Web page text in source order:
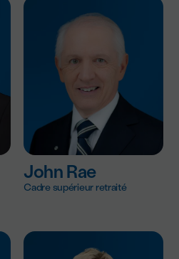
John Rae
Cadre supérieur retraité